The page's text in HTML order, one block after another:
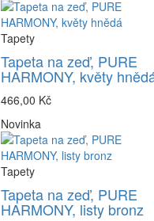
Tapety
Tapeta na zeď, PURE
HARMONY, květy
466,00 Kč
Novinka
Tapety
Tapeta na zeď, PURE
HARMONY, listy bronz